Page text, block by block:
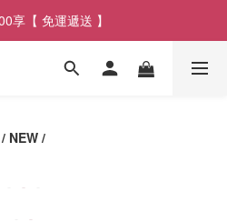
享【 免運遞送 】
享【 免運遞送 】
【 漫日條紋浴巾 】
/ NEW /